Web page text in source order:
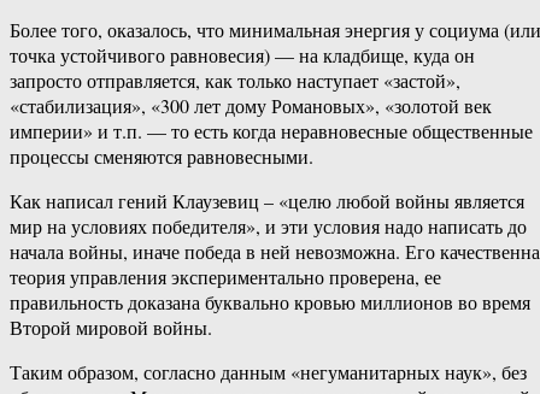
Более того, оказалось, что минимальная энергия у социума (или
точка устойчивого равновесия) — на кладбище, куда он
запросто отправляется, как только наступает «застой»,
«стабилизация», «300 лет дому Романовых», «золотой век
империи» и т.п. — то есть когда неравновесные общественные
процессы сменяются равновесными.
Как написал гений Клаузевиц – «целю любой войны является
мир на условиях победителя», и эти условия надо написать до
начала войны, иначе победа в ней невозможна. Его
теория управления экспериментально проверена, ее
правильность доказана буквально кровью миллионов во время
Второй мировой войны.
Таким образом, согласно данным «негуманитарных наук», без